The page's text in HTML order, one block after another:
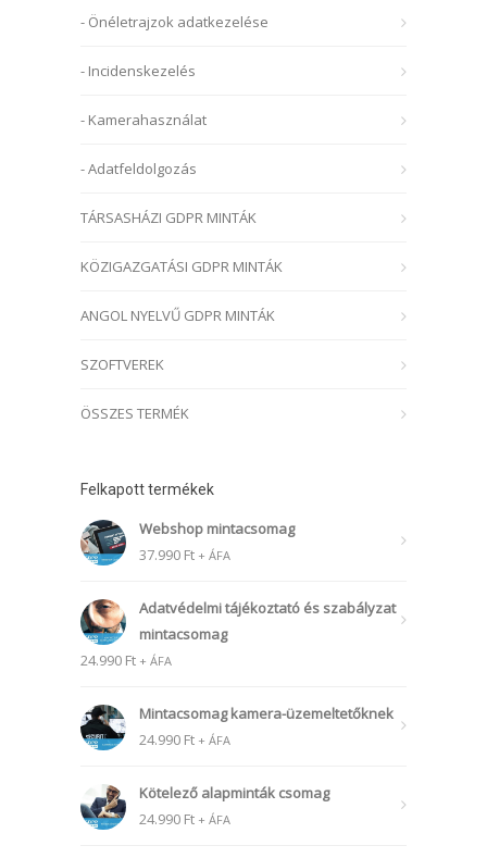
- Önéletrajzok adatkezelése
- Incidenskezelés
- Kamerahasználat
- Adatfeldolgozás
TÁRSASHÁZI GDPR MINTÁK
KÖZIGAZGATÁSI GDPR MINTÁK
ANGOL NYELVŰ GDPR MINTÁK
SZOFTVEREK
ÖSSZES TERMÉK
Felkapott termékek
Webshop mintacsomag
37.990 Ft + ÁFA
Adatvédelmi tájékoztató és szabályzat
mintacsomag
24.990 Ft + ÁFA
Mintacsomag kamera-üzemeltetőknek
24.990 Ft + ÁFA
Kötelező alapminták csomag
24.990 Ft + ÁFA